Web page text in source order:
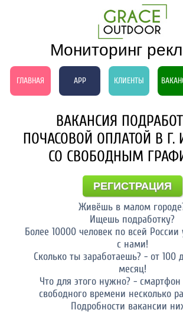
Мониторинг
ГЛАВНАЯ APP КЛИЕНТЫ
ВАКАНСИЯ
ПОЧАСОВОЙ ОПЛАТОЙ В
СО СВОБОДНЫМ
РЕГИСТРАЦИЯ
Живёшь в малом
Ищешь подработку?
Более 10000 человек по всей
с нами!
Сколько ты заработаешь? - от 100
месяц!
Что для этого нужно? - смартфон
свободного времени несколько
Подробности вакансии